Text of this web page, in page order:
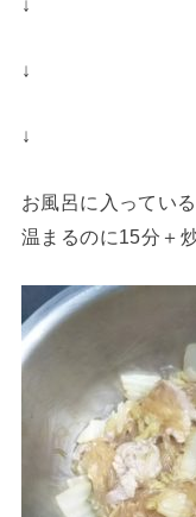
↓
↓
↓
お風呂に入ってい
温まるのに15分＋